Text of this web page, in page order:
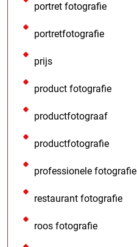
portret fotografie
portretfotografie
prijs
product fotografie
productfotograaf
productfotografie
professionele fotografie
restaurant fotografie
roos fotografie